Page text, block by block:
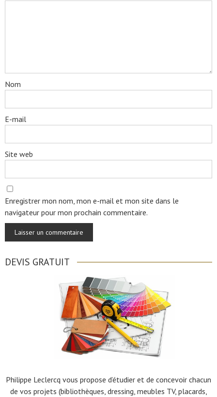
Nom
E-mail
Site web
Enregistrer mon nom, mon e-mail et mon site dans le
navigateur pour mon prochain commentaire.
DEVIS GRATUIT
Philippe Leclercq vous propose d’étudier et de concevoir chacun
de vos projets (bibliothèques, dressing, meubles TV, placards,